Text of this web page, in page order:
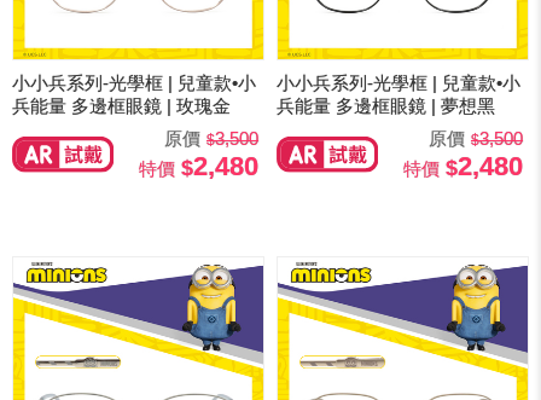
小小兵系列-光學框 | 兒童款•小
兵能量 多邊框眼鏡 | 玫瑰金
原價
3,500
特價
2,480
小小兵系列-光學框 | 兒童款•小
兵能量 多邊框眼鏡 | 夢想黑
原價
3,500
特價
2,480